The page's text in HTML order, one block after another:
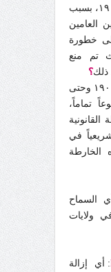
تم منع الحشيش في العام ١٩٠٠، بسبب
العامين
أشارت إلى خطورة
تم منع
ذلك؟
الذي حدث هو أنه في العام ١٩٠٠ وحتى
تماماً،
القانونية
في
الخارطة
السماح
ولايات
: أي إزالة